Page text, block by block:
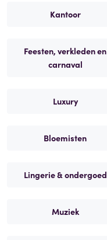
Kantoor
Feesten, verkleden en
carnaval
Luxury
Bloemisten
Lingerie & ondergoed
Muziek